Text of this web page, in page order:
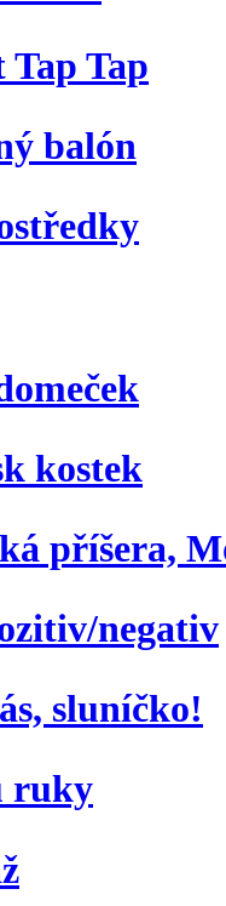
Tap
balón
kostek
příšera,
negativ
sluníčko!
ruky